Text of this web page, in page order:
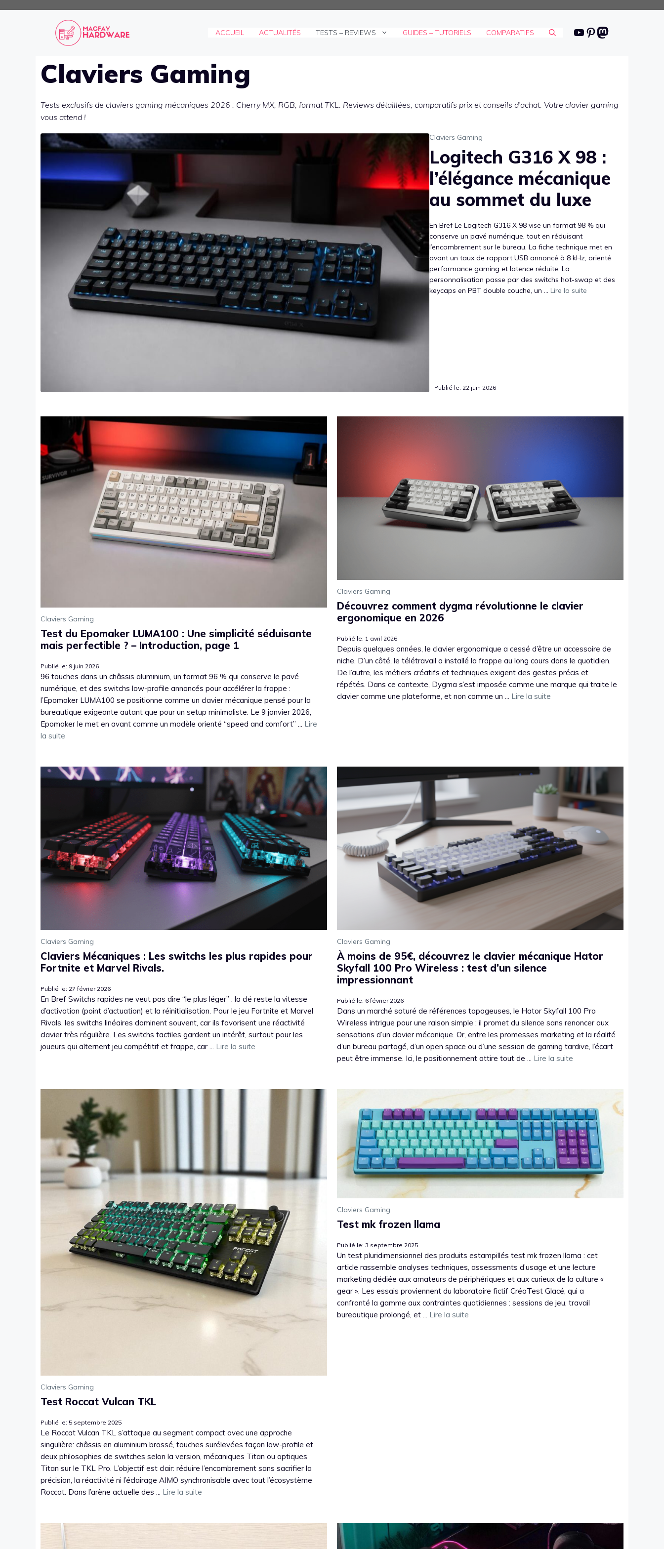
ACCUEIL ACTUALITÉS TESTS – REVIEWS GUIDES – TUTORIELS COMPARATIFS Youtube
Pinterest
Mastodon
Claviers Gaming
Tests exclusifs de claviers gaming mécaniques 2026 : Cherry MX, RGB, format TKL. Reviews détaillées, comparatifs prix et conseils d’achat. Votre clavier gaming
vous attend !
Claviers Gaming
Logitech G316 X 98 :
l’élégance mécanique
au sommet du luxe
En Bref Le Logitech G316 X 98 vise un format 98 % qui
conserve un pavé numérique, tout en réduisant
l’encombrement sur le bureau. La fiche technique met en
avant un taux de rapport USB annoncé à 8 kHz, orienté
performance gaming et latence réduite. La
personnalisation passe par des switchs hot-swap et des
keycaps en PBT double couche, un ... Lire la suite
Publié le: 22 juin 2026
Claviers Gaming
Test du Epomaker LUMA100 : Une simplicité séduisante
mais perfectible ? – Introduction, page 1
Publié le: 9 juin 2026
96 touches dans un châssis aluminium, un format 96 % qui conserve le pavé
numérique, et des switchs low-profile annoncés pour accélérer la frappe :
l’Epomaker LUMA100 se positionne comme un clavier mécanique pensé pour la
bureautique exigeante autant que pour un setup minimaliste. Le 9 janvier 2026,
Epomaker le met en avant comme un modèle orienté “speed and comfort” ... Lire
la suite
Claviers Gaming
Découvrez comment dygma révolutionne le clavier
ergonomique en 2026
Publié le: 1 avril 2026
Depuis quelques années, le clavier ergonomique a cessé d’être un accessoire de
niche. D’un côté, le télétravail a installé la frappe au long cours dans le quotidien.
De l’autre, les métiers créatifs et techniques exigent des gestes précis et
répétés. Dans ce contexte, Dygma s’est imposée comme une marque qui traite le
clavier comme une plateforme, et non comme un ... Lire la suite
Claviers Gaming
Claviers Mécaniques : Les switchs les plus rapides pour
Fortnite et Marvel Rivals.
Publié le: 27 février 2026
En Bref Switchs rapides ne veut pas dire “le plus léger” : la clé reste la vitesse
d’activation (point d’actuation) et la réinitialisation. Pour le jeu Fortnite et Marvel
Rivals, les switchs linéaires dominent souvent, car ils favorisent une réactivité
clavier très régulière. Les switchs tactiles gardent un intérêt, surtout pour les
joueurs qui alternent jeu compétitif et frappe, car ... Lire la suite
Claviers Gaming
À moins de 95€, découvrez le clavier mécanique Hator
Skyfall 100 Pro Wireless : test d’un silence
impressionnant
Publié le: 6 février 2026
Dans un marché saturé de références tapageuses, le Hator Skyfall 100 Pro
Wireless intrigue pour une raison simple : il promet du silence sans renoncer aux
sensations d’un clavier mécanique. Or, entre les promesses marketing et la réalité
d’un bureau partagé, d’un open space ou d’une session de gaming tardive, l’écart
peut être immense. Ici, le positionnement attire tout de ... Lire la suite
Claviers Gaming
Test Roccat Vulcan TKL
Publié le: 5 septembre 2025
Le Roccat Vulcan TKL s’attaque au segment compact avec une approche
singulière: châssis en aluminium brossé, touches surélevées façon low-profile et
deux philosophies de switches selon la version, mécaniques Titan ou optiques
Titan sur le TKL Pro. L’objectif est clair: réduire l’encombrement sans sacrifier la
précision, la réactivité ni l’éclairage AIMO synchronisable avec tout l’écosystème
Roccat. Dans l’arène actuelle des ... Lire la suite
Claviers Gaming
Test mk frozen llama
Publié le: 3 septembre 2025
Un test pluridimensionnel des produits estampillés test mk frozen llama : cet
article rassemble analyses techniques, assessments d’usage et une lecture
marketing dédiée aux amateurs de périphériques et aux curieux de la culture «
gear ». Les essais proviennent du laboratoire fictif CréaTest Glacé, qui a
confronté la gamme aux contraintes quotidiennes : sessions de jeu, travail
bureautique prolongé, et ... Lire la suite